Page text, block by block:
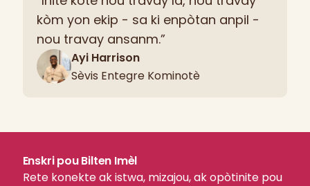
kòm yon ekip - sa ki enpòtan anpil -
nou travay ansanm.”
Ayi Harrison
Sèvis Entegre Kominotè
Enskri pou Bilten Imèl
Rete konekte ak istwa, mizajou, ak opòtinite pou